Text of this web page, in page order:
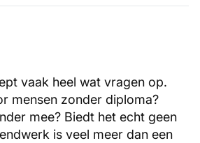
vaak heel wat vragen op.
mensen zonder diploma?
mee? Biedt het echt geen
is veel meer dan een